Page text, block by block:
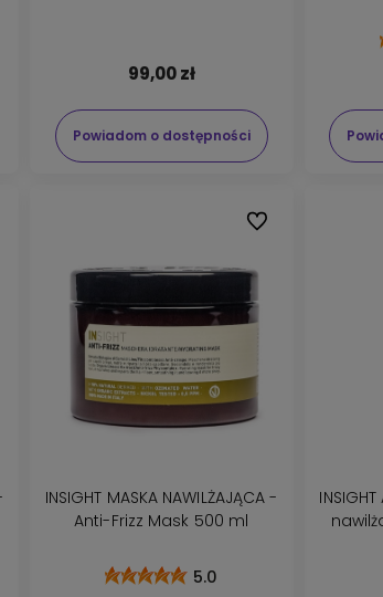
99,00 zł
Powiadom o dostępności
INSIGHT MASKA NAWILŻAJĄCA -
Anti-Frizz Mask 500 ml
5.0
Do ulubionych